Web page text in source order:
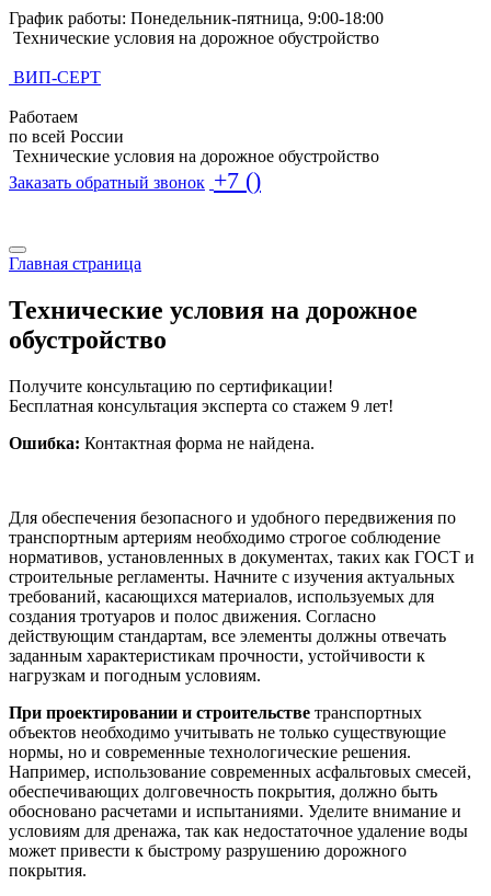
График работы: Понедельник-пятница, 9:00-18:00
Технические условия на дорожное обустройство
ВИП-СЕРТ
Работаем
по всей России
Технические условия на дорожное обустройство
Заказать обратный звонок +7 ()
Главная страница
Технические условия на дорожное
обустройство
Получите консультацию по сертификации!
Бесплатная консультация эксперта со стажем 9 лет!
Ошибка: Контактная форма не найдена.
Для обеспечения безопасного и удобного передвижения по
транспортным артериям необходимо строгое соблюдение
нормативов, установленных в документах, таких как ГОСТ и
строительные регламенты. Начните с изучения актуальных
требований, касающихся материалов, используемых для
создания тротуаров и полос движения. Согласно
действующим стандартам, все элементы должны отвечать
заданным характеристикам прочности, устойчивости к
нагрузкам и погодным условиям.
При проектировании и строительстве транспортных
объектов необходимо учитывать не только существующие
нормы, но и современные технологические решения.
Например, использование современных асфальтовых смесей,
обеспечивающих долговечность покрытия, должно быть
обосновано расчетами и испытаниями. Уделите внимание и
условиям для дренажа, так как недостаточное удаление воды
может привести к быстрому разрушению дорожного
покрытия.